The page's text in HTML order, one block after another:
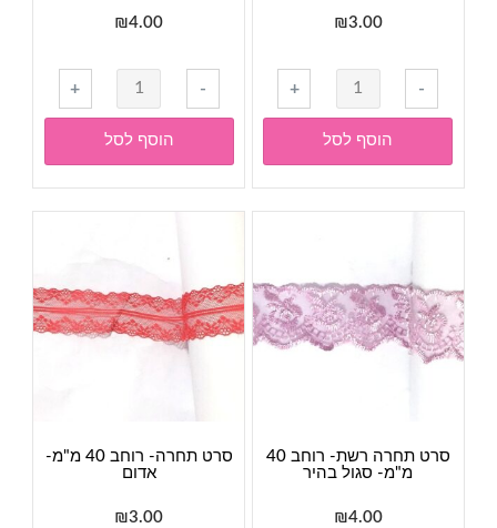
₪3.00
-
כמות
של
סרט
תחרה
רשת-
רוחב
כתום
+
הוסף לסל
₪4.00
-
כמות
של
סרט
תחרה
רשת-
רוחב
סגול
+
הוסף לסל
סרט תחרה רשת- רוחב 40
מ"מ- סגול בהיר
₪4.00
סרט תחרה- רוחב 40 מ"מ-
אדום
₪3.00